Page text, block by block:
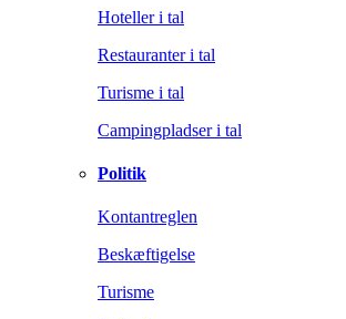
Hoteller i tal
Restauranter i tal
Turisme i tal
Campingpladser i tal
Politik
Kontantreglen
Beskæftigelse
Turisme